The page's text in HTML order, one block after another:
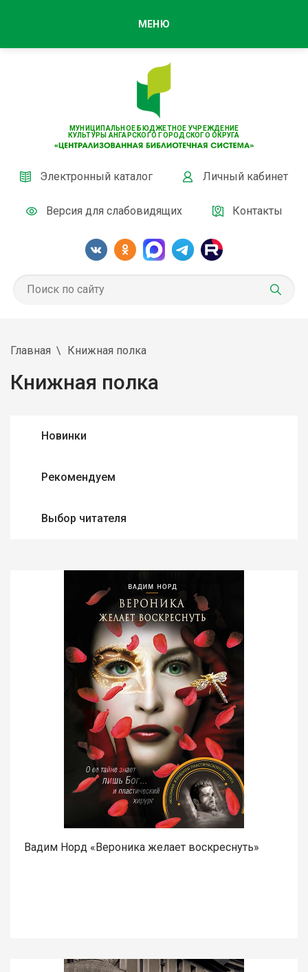
МУНИЦИПАЛЬНОЕ БЮДЖЕТНОЕ УЧРЕЖДЕНИЕ
КУЛЬТУРЫ АНГАРСКОГО ГОРОДСКОГО ОКРУГА
Электронный каталог Личный кабинет
Версия для слабовидящих Контакты
МЕНЮ
Главная Книжная полка
Книжная полка
Новинки
Рекомендуем
Выбор читателя
Вадим Норд «Вероника желает воскреснуть»